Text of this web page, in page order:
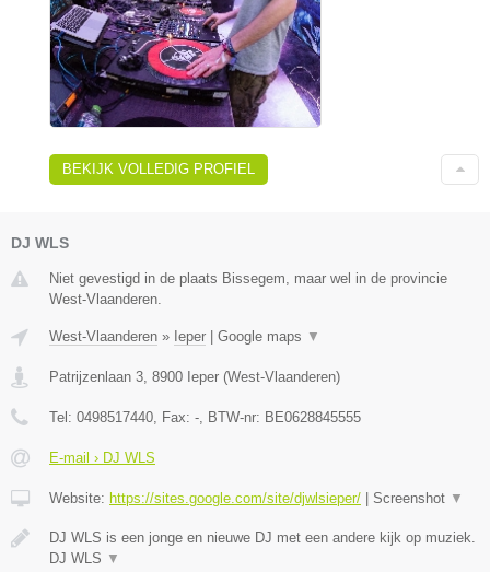
BEKIJK VOLLEDIG PROFIEL
DJ WLS
Niet gevestigd in de plaats Bissegem, maar wel in de provincie
West-Vlaanderen.
West-Vlaanderen » Ieper Google maps ▼
Patrijzenlaan 3, 8900 Ieper (West-Vlaanderen)
Tel: 0498517440, Fax: -, BTW-nr: BE0628845555
E-mail › DJ WLS
Website: https://sites.google.com/site/djwlsieper/ Screenshot ▼
DJ WLS is een jonge en nieuwe DJ met een andere kijk op muziek.
DJ WLS ▼